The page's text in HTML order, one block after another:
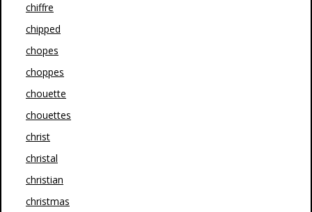
chiffre
chipped
chopes
choppes
chouette
chouettes
christ
christal
christian
christmas